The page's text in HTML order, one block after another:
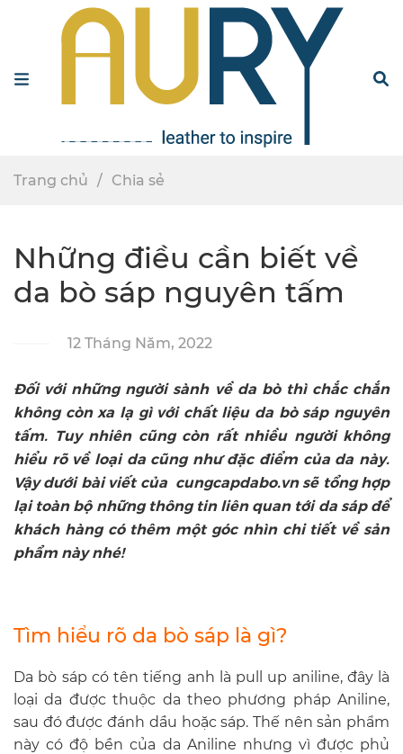
Trang chủ Chia sẻ
Những điều cần biết về
da bò sáp nguyên tấm
12 Tháng Năm, 2022
Đối với những người sành về da bò thì chắc chắn
không còn xa lạ gì với chất liệu da bò sáp nguyên
tấm. Tuy nhiên cũng còn rất nhiều người không
hiểu rõ về loại da cũng như đặc điểm của da này.
Vậy dưới bài viết của cungcapdabo.vn sẽ tổng hợp
lại toàn bộ những thông tin liên quan tới da sáp để
khách hàng có thêm một góc nhìn chi tiết về sản
phẩm này nhé!
Tìm hiểu rõ da bò sáp là gì?
Da bò sáp có tên tiếng anh là pull up aniline, đây là
loại da được thuộc da theo phương pháp Aniline,
sau đó được đánh dầu hoặc sáp. Thế nên sản phẩm
này có độ bền của da Aniline nhưng vì được phủ